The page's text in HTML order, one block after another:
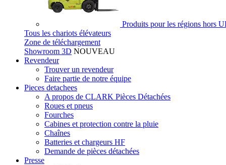
Produits pour les régions hors
Tous les chariots élévateurs
Zone de téléchargement
Showroom 3D NOUVEAU
Revendeur
Trouver un revendeur
Faire partie de notre équipe
Pieces detachees
A propos de CLARK Pièces Détachées
Roues et pneus
Fourches
Cabines et protection contre la pluie
Chaînes
Batteries et chargeurs HF
Demande de pièces détachées
Presse